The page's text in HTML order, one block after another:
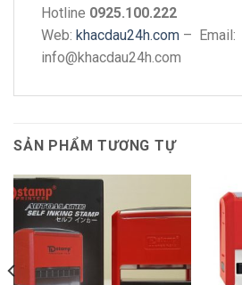
Hotline 0925.100.222
Web: khacdau24h.com – Email:
info@khacdau24h.com
SẢN PHẨM TƯƠNG TỰ